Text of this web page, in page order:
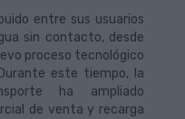
entre sus usuarios
sin contacto, desde
proceso tecnológico
este tiempo, la
ha ampliado
de venta y recarga